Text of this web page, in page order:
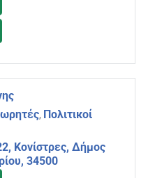
, Πολιτικοί
Κονίστρες, Δήμος
34500